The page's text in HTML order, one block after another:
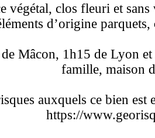
végétal, clos fleuri et
d’origine
Mâcon, 1h15 de Lyon
famille, maison
auxquels ce bien est
https://